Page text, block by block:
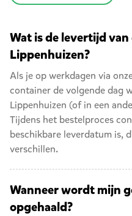
Wat is de levertijd
Lippenhuizen?
Als je op werkdagen via
container de volgende dag
Lippenhuizen (of in een
Tijdens het bestelproces
beschikbare leverdatum is,
verschillen.
Wanneer wordt mijn
opgehaald?